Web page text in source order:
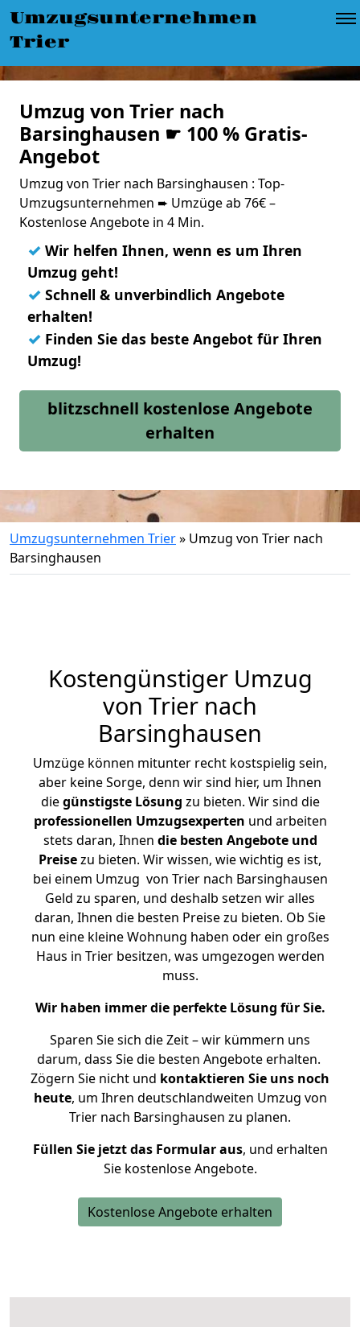
Umzugsunternehmen
Trier
Umzug von Trier nach
Barsinghausen ☛ 100 % Gratis-
Angebot
Umzug von Trier nach Barsinghausen : Top-
Umzugsunternehmen ➨ Umzüge ab 76€ –
Kostenlose Angebote in 4 Min.
✓ Wir helfen Ihnen, wenn es um Ihren
Umzug geht!
✓ Schnell & unverbindlich Angebote
erhalten!
✓ Finden Sie das beste Angebot für Ihren
Umzug!
blitzschnell kostenlose Angebote
erhalten
Umzugsunternehmen Trier» Umzug von Trier nach
Barsinghausen
Kostengünstiger Umzug
von Trier nach
Barsinghausen
Umzüge können mitunter recht kostspielig sein,
aber keine Sorge, denn wir sind hier, um Ihnen
diegünstigste Lösung zu bieten. Wir sind die
professionellen Umzugsexperten und arbeiten
stets daran, Ihnen die besten Angebote und
Preisezu bieten. Wir wissen, wie wichtig es ist,
bei einem Umzug von Trier nach Barsinghausen
Geld zu sparen, und deshalb setzen wir alles
daran, Ihnen die besten Preise zu bieten. Ob Sie
nun eine kleine Wohnung haben oder ein großes
Haus in Trier besitzen, was umgezogen werden
muss.
Wir haben immer die perfekte Lösung für Sie.
Sparen Sie sich die Zeit – wir kümmern uns
darum, dass Sie die besten Angebote erhalten.
Zögern Sie nicht und kontaktieren Sie uns noch
heute, um Ihren deutschlandweiten Umzug von
Trier nach Barsinghausen zu planen.
Füllen Sie jetzt das Formular aus, und erhalten
Sie kostenlose Angebote.
Kostenlose Angebote erhalten